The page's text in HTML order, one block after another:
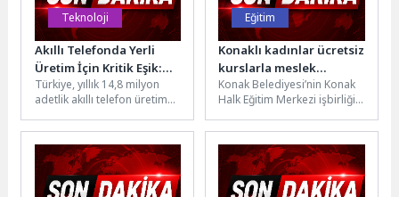
Teknoloji
Akıllı Telefonda Yerli
Üretim İçin Kritik Eşik:
Potansiyel Var, Destek
Şart
Türkiye, yıllık 14,8 milyon
adetlik akıllı telefon üretim
önemli üretim
merkezlerinden biri
konumunda...
Eğitim
Konaklı kadınlar ücretsiz
kurslarla meslek
öğreniyor
Konak Belediyesi’nin Konak
Halk Eğitim Merkezi işbirliği
Merkezi’nde hayata geçirdiği
Protez Tırnak...